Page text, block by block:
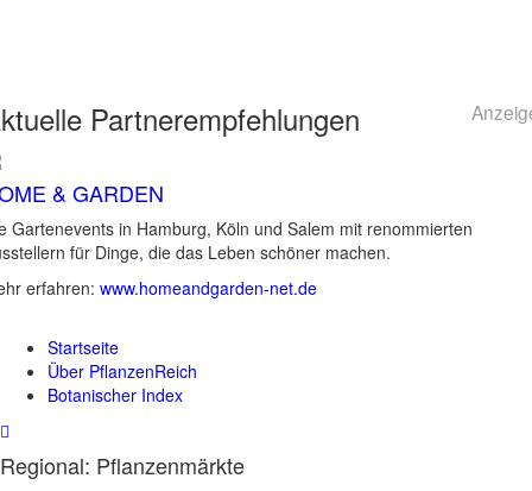
Partnerempfehlungen
& GARDEN
Gartenevents in Hamburg, Köln und Salem mit renommierten
für Dinge, die das Leben schöner machen.
erfahren: www.homeandgarden-net.de
Startseite
Über PflanzenReich
Botanischer Index
Regional: Pflanzenmärkte